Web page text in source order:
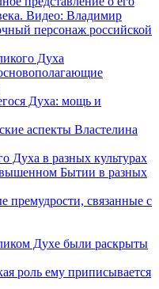
Духа
Духа: мощь и
аспекты Властелина
Духа в разных культурах
Бытии в разных
премудрости, связанные с
Духе были раскрыты
роль ему приписывается